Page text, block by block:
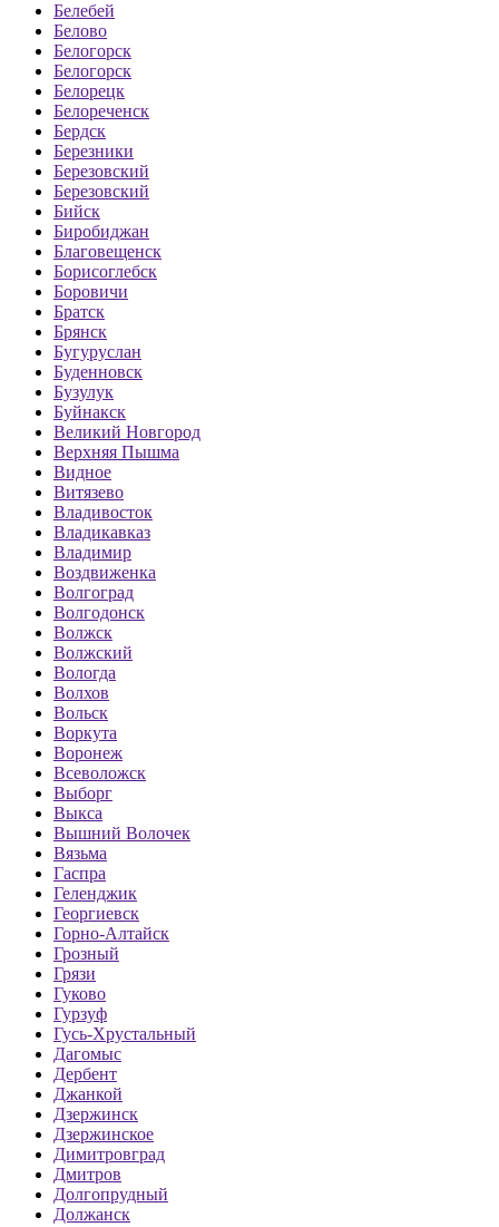
Белебей
Белово
Белогорск
Белогорск
Белорецк
Белореченск
Бердск
Березники
Березовский
Березовский
Бийск
Биробиджан
Благовещенск
Борисоглебск
Боровичи
Братск
Брянск
Бугуруслан
Буденновск
Бузулук
Буйнакск
Великий Новгород
Верхняя Пышма
Видное
Витязево
Владивосток
Владикавказ
Владимир
Воздвиженка
Волгоград
Волгодонск
Волжск
Волжский
Вологда
Волхов
Вольск
Воркута
Воронеж
Всеволожск
Выборг
Выкса
Вышний Волочек
Вязьма
Гаспра
Геленджик
Георгиевск
Горно-Алтайск
Грозный
Грязи
Гуково
Гурзуф
Гусь-Хрустальный
Дагомыс
Дербент
Джанкой
Дзержинск
Дзержинское
Димитровград
Дмитров
Долгопрудный
Должанск